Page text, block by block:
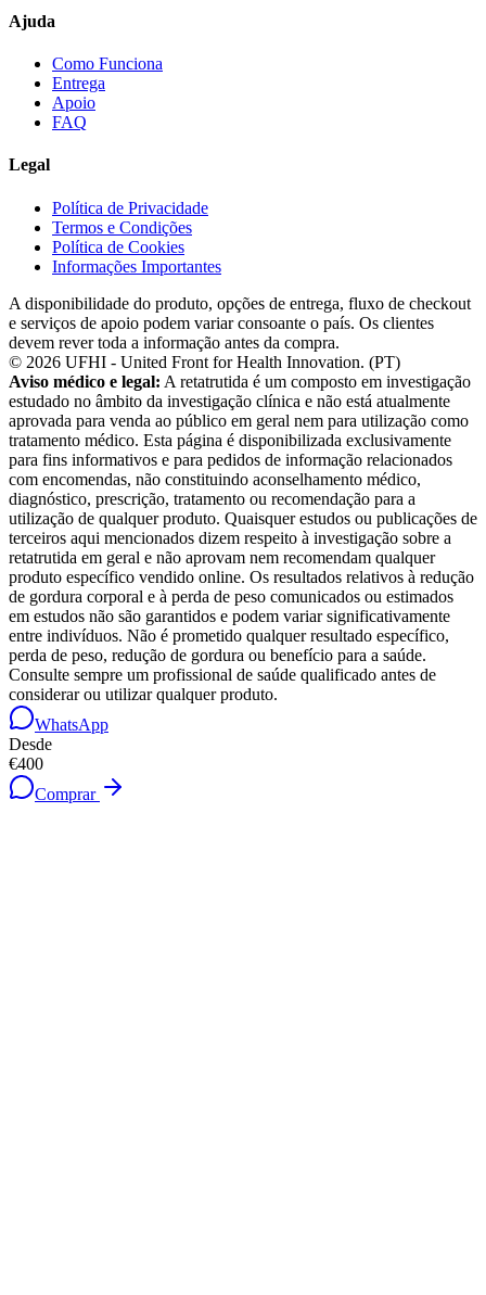
Ajuda
Como Funciona
Entrega
Apoio
FAQ
Legal
Política de Privacidade
Termos e Condições
Política de Cookies
Informações Importantes
A disponibilidade do produto, opções de entrega, fluxo de checkout
e serviços de apoio podem variar consoante o país. Os clientes
devem rever toda a informação antes da compra.
© 2026 UFHI - United Front for Health Innovation. (PT)
Aviso médico e legal: A retatrutida é um composto em investigação
estudado no âmbito da investigação clínica e não está atualmente
aprovada para venda ao público em geral nem para utilização como
tratamento médico. Esta página é disponibilizada exclusivamente
para fins informativos e para pedidos de informação relacionados
com encomendas, não constituindo aconselhamento médico,
diagnóstico, prescrição, tratamento ou recomendação para a
utilização de qualquer produto. Quaisquer estudos ou publicações de
terceiros aqui mencionados dizem respeito à investigação sobre a
retatrutida em geral e não aprovam nem recomendam qualquer
produto específico vendido online. Os resultados relativos à redução
de gordura corporal e à perda de peso comunicados ou estimados
em estudos não são garantidos e podem variar significativamente
entre indivíduos. Não é prometido qualquer resultado específico,
perda de peso, redução de gordura ou benefício para a saúde.
Consulte sempre um profissional de saúde qualificado antes de
considerar ou utilizar qualquer produto.
WhatsApp
Desde
€400
Comprar